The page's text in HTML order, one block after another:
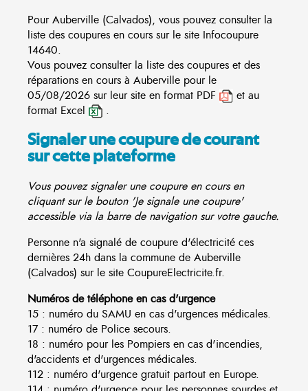
Pour Auberville (Calvados), vous pouvez consulter la
liste des coupures en cours sur le site Infocoupure
14640.
Vous pouvez consulter la liste des coupures et des
réparations en cours à Auberville pour le
05/08/2026 sur leur site en format PDF
et au
format Excel
.
Signaler une coupure de courant
sur cette plateforme
Vous pouvez signaler une coupure en cours en
cliquant sur le bouton 'Je signale une coupure'
accessible via la barre de navigation sur votre gauche.
Personne n'a signalé de coupure d'électricité ces
dernières 24h dans la commune de Auberville
(Calvados) sur le site CoupureElectricite.fr.
Numéros de téléphone en cas d'urgence
15 : numéro du SAMU en cas d'urgences médicales.
17 : numéro de Police secours.
18 : numéro pour les Pompiers en cas d'incendies,
d'accidents et d'urgences médicales.
112 : numéro d'urgence gratuit partout en Europe.